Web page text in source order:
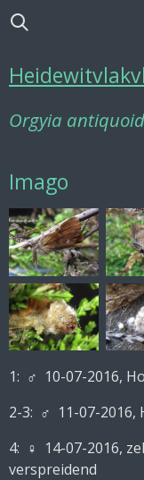
Ga
de
Orgyia
Imago
1: ♂ 10-07-2016,
2-3: ♂ 11-07-2016,
4: ♀ 14-07-2016,
verspreidend